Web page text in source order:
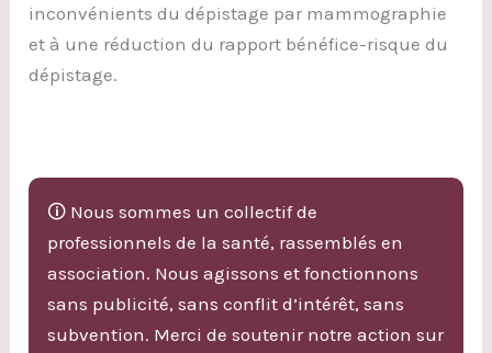
inconvénients du dépistage par mammographie
et à une réduction du rapport bénéfice-risque du
dépistage.
🛈 Nous sommes un collectif de
professionnels de la santé, rassemblés en
association. Nous agissons et fonctionnons
sans publicité, sans conflit d’intérêt, sans
subvention. Merci de soutenir notre action sur